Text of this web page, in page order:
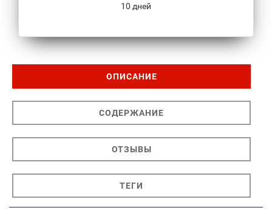
10 дней
ОПИСАНИЕ
СОДЕРЖАНИЕ
ОТЗЫВЫ
ТЕГИ